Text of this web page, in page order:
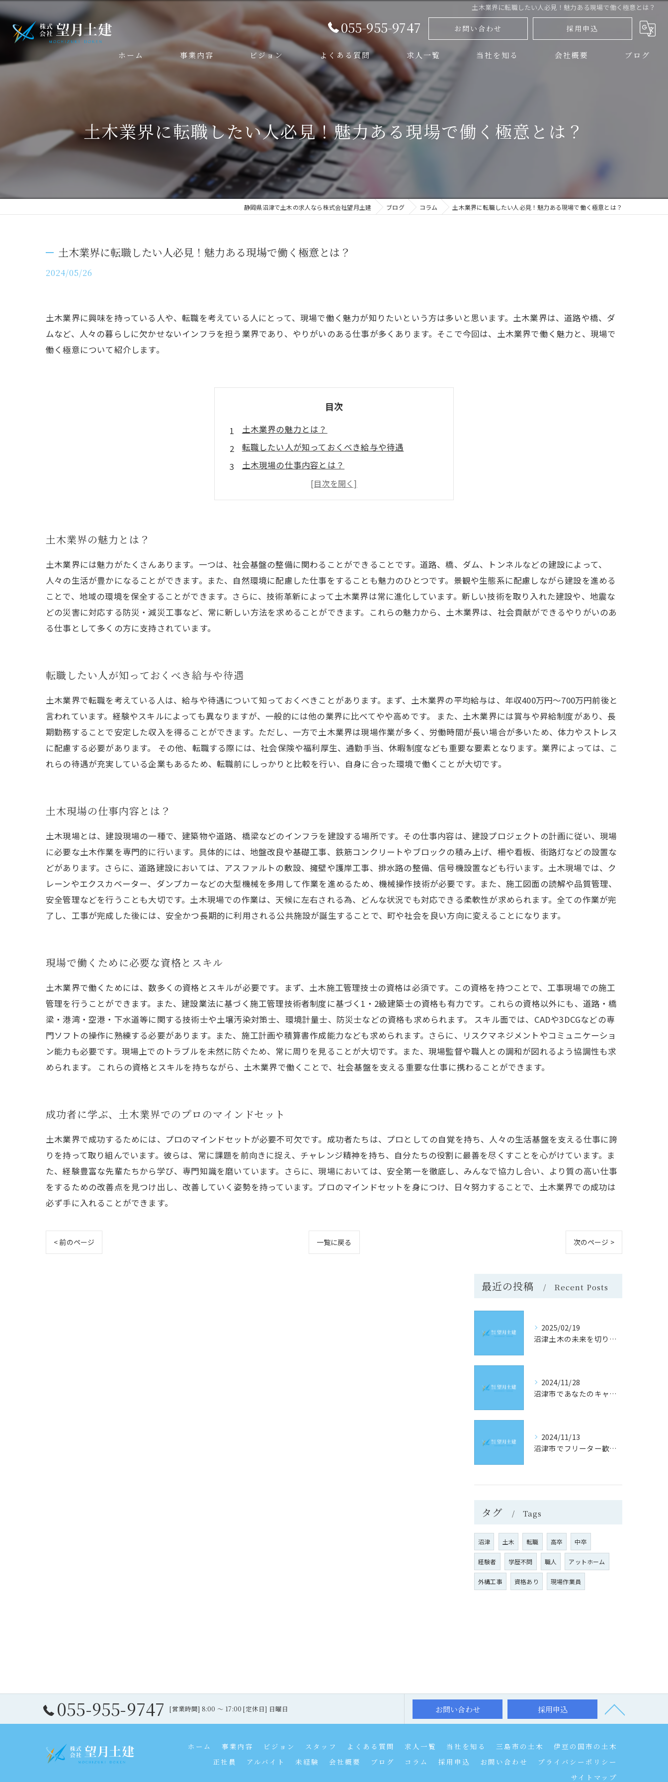
土木業界に転職したい人必見！魅力ある現場で働く極意とは？
055-955-9747 お問い合わせ 採用申込
ホーム 事業内容 ビジョン よくある質問 求人一覧 当社を知る
正社員
会社概要 ブログ
土木業界に転職したい人必見！魅力ある現場で働く極意とは？
静岡県沼津で土木の求人なら株式会社望月土建 ブログ コラム 土木業界に転職したい人必見！魅力ある現場で働く極意とは？
土木業界に転職したい人必見！魅力ある現場で働く極意とは？
2024/05/26
土木業界に興味を持っている人や、転職を考えている人にとって、現場で働く魅力が知りたいという方は多いと思います。土木業界は、道路や橋、ダ
ムなど、人々の暮らしに欠かせないインフラを担う業界であり、やりがいのある仕事が多くあります。そこで今回は、土木業界で働く魅力と、現場で
働く極意について紹介します。
目次
土木業界の魅力とは？
転職したい人が知っておくべき給与や待遇
土木現場の仕事内容とは？
現場で働くために必要な資格とスキル
成功者に学ぶ、土木業界でのプロのマインドセット
土木業界の魅力とは？
土木業界には魅力がたくさんあります。一つは、社会基盤の整備に関わることができることです。道路、橋、ダム、トンネルなどの建設によって、
人々の生活が豊かになることができます。また、自然環境に配慮した仕事をすることも魅力のひとつです。景観や生態系に配慮しながら建設を進める
ことで、地域の環境を保全することができます。さらに、技術革新によって土木業界は常に進化しています。新しい技術を取り入れた建設や、地震な
どの災害に対応する防災・減災工事など、常に新しい方法を求めることができます。これらの魅力から、土木業界は、社会貢献ができるやりがいのあ
る仕事として多くの方に支持されています。
転職したい人が知っておくべき給与や待遇
土木業界で転職を考えている人は、給与や待遇について知っておくべきことがあります。まず、土木業界の平均給与は、年収400万円〜700万円前後と
言われています。経験やスキルによっても異なりますが、一般的には他の業界に比べてやや高めです。 また、土木業界には賞与や昇給制度があり、長
期勤務することで安定した収入を得ることができます。ただし、一方で土木業界は現場作業が多く、労働時間が長い場合が多いため、体力やストレス
に配慮する必要があります。 その他、転職する際には、社会保険や福利厚生、通勤手当、休暇制度なども重要な要素となります。業界によっては、こ
れらの待遇が充実している企業もあるため、転職前にしっかりと比較を行い、自身に合った環境で働くことが大切です。
土木現場の仕事内容とは？
土木現場とは、建設現場の一種で、建築物や道路、橋梁などのインフラを建設する場所です。その仕事内容は、建設プロジェクトの計画に従い、現場
に必要な土木作業を専門的に行います。具体的には、地盤改良や基礎工事、鉄筋コンクリートやブロックの積み上げ、柵や看板、街路灯などの設置な
どがあります。さらに、道路建設においては、アスファルトの敷設、擁壁や護岸工事、排水路の整備、信号機設置なども行います。土木現場では、ク
レーンやエクスカベーター、ダンプカーなどの大型機械を多用して作業を進めるため、機械操作技術が必要です。また、施工図面の読解や品質管理、
安全管理などを行うことも大切です。土木現場での作業は、天候に左右される為、どんな状況でも対応できる柔軟性が求められます。全ての作業が完
了し、工事が完成した後には、安全かつ長期的に利用される公共施設が誕生することで、町や社会を良い方向に変えることになります。
現場で働くために必要な資格とスキル
土木業界で働くためには、数多くの資格とスキルが必要です。まず、土木施工管理技士の資格は必須です。この資格を持つことで、工事現場での施工
管理を行うことができます。また、建設業法に基づく施工管理技術者制度に基づく1・2級建築士の資格も有力です。これらの資格以外にも、道路・橋
梁・港湾・空港・下水道等に関する技術士や土壌汚染対策士、環境計量士、防災士などの資格も求められます。 スキル面では、CADや3DCGなどの専
門ソフトの操作に熟練する必要があります。また、施工計画や積算書作成能力なども求められます。さらに、リスクマネジメントやコミュニケーショ
ン能力も必要です。現場上でのトラブルを未然に防ぐため、常に周りを見ることが大切です。また、現場監督や職人との調和が図れるよう協調性も求
められます。 これらの資格とスキルを持ちながら、土木業界で働くことで、社会基盤を支える重要な仕事に携わることができます。
成功者に学ぶ、土木業界でのプロのマインドセット
土木業界で成功するためには、プロのマインドセットが必要不可欠です。成功者たちは、プロとしての自覚を持ち、人々の生活基盤を支える仕事に誇
りを持って取り組んでいます。彼らは、常に課題を前向きに捉え、チャレンジ精神を持ち、自分たちの役割に最善を尽くすことを心がけています。ま
た、経験豊富な先輩たちから学び、専門知識を磨いています。さらに、現場においては、安全第一を徹底し、みんなで協力し合い、より質の高い仕事
をするための改善点を見つけ出し、改善していく姿勢を持っています。プロのマインドセットを身につけ、日々努力することで、土木業界での成功は
必ず手に入れることができます。
< 前のページ 一覧に戻る 次のページ >
最近の投稿 Recent Posts
2025/02/19
沼津土木の未来を切り開く！静岡県沼津市での求人情報と採用のヒント
2024/11/28
沼津市であなたのキャリアを築く！土木業界の最新求人情報をチェック
2024/11/13
沼津市でフリーター歓迎！理想の土木求人を見つけるための究極ガイド
タグ Tags
沼津 土木 転職 高卒 中卒
経験者 学歴不問 職人 アットホーム
外構工事 資格あり 現場作業員
055-955-9747 [営業時間] 8:00 ～ 17:00 [定休日] 日曜日 お問い合わせ 採用申込
ホーム 事業内容 ビジョン スタッフ よくある質問 求人一覧 当社を知る 三島市の土木
伊豆の国市の土木
正社員
アルバイト 未経験 会社概要 ブログ コラム 採用申込 お問い合わせ
プライバシーポリシー
サイトマップ